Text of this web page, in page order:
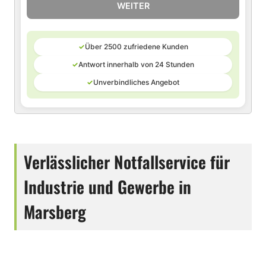
WEITER
✓Über 2500 zufriedene Kunden
✓Antwort innerhalb von 24 Stunden
✓Unverbindliches Angebot
Verlässlicher Notfallservice für
Industrie und Gewerbe in
Marsberg